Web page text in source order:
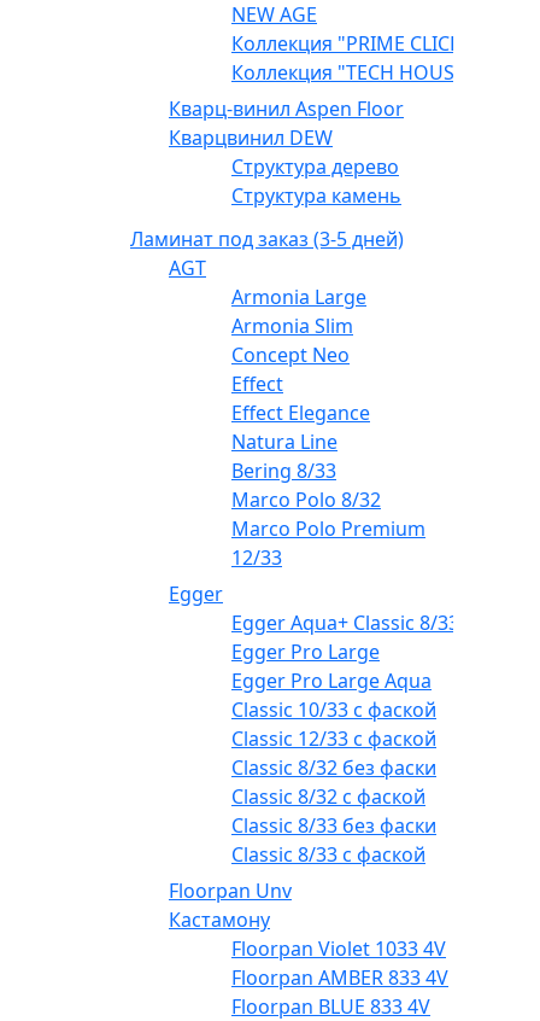
NEW AGE
Коллекция "PRIME CLICK"
Коллекция "TECH HOUSE"
Кварц-винил Aspen Floor
Кварцвинил DEW
Структура дерево
Структура камень
Ламинат под заказ (3-5 дней)
AGT
Armonia Large
Armonia Slim
Concept Neo
Effect
Effect Elegance
Natura Line
Bering 8/33
Marco Polo 8/32
Marco Polo Premium
12/33
Egger
Egger Aqua+ Classic 8/33
Egger Pro Large
Egger Pro Large Aqua
Classic 10/33 с фаской
Classic 12/33 с фаской
Classic 8/32 без фаски
Classic 8/32 с фаской
Classic 8/33 без фаски
Classic 8/33 с фаской
Floorpan Unv
Кастамону
Floorpan Violet 1033 4V
Floorpan AMBER 833 4V
Floorpan BLUE 833 4V